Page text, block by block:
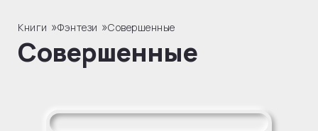
Книги »Фэнтези »Совершенные
Совершенные